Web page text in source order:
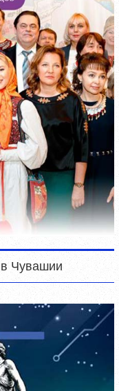
Чувашии